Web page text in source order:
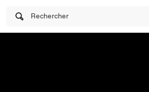
Rechercher